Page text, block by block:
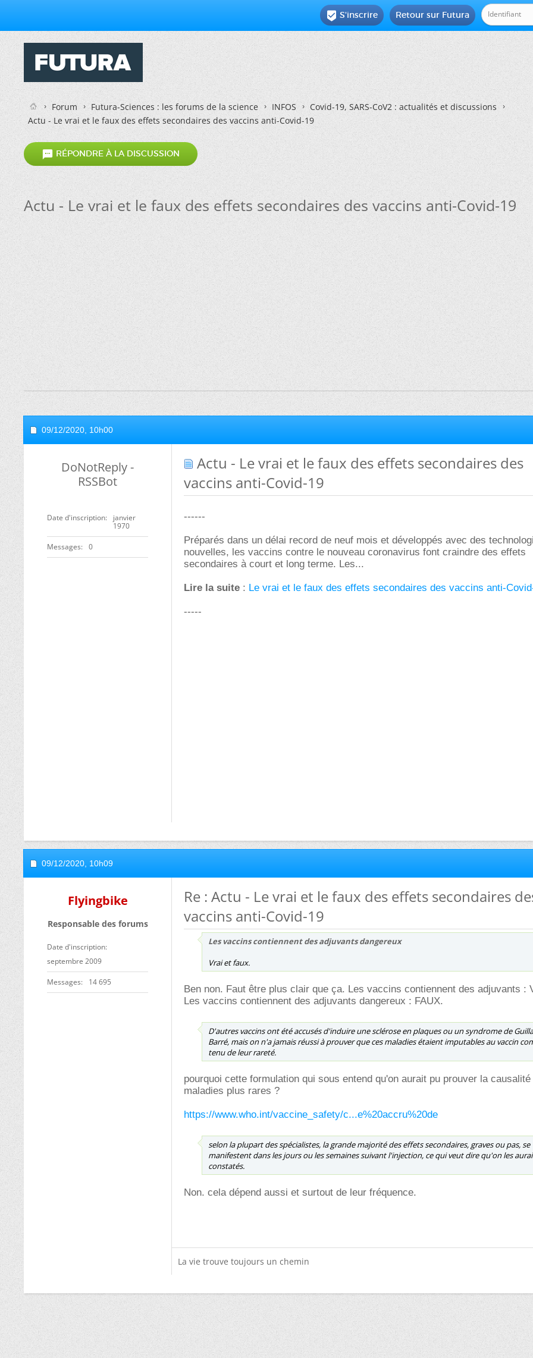
Retour sur Futura
 S'inscrire
Forum Futura-Sciences : les forums de la science INFOS
Covid-19, SARS-CoV2 : actualités et discussions
Actu - Le vrai et le faux des effets secondaires des vaccins anti-Covid-19
 RÉPONDRE À LA DISCUSSION
Actu - Le vrai et le faux des effets secondaires des vaccins anti-Covid-19
09/12/2020, 10h00
DoNotReply -
RSSBot
Date d'inscription
janvier
1970
Messages 0
Actu - Le vrai et le faux des effets secondaires des
vaccins anti-Covid-19
------
Préparés dans un délai record de neuf mois et développés avec des
nouvelles, les vaccins contre le nouveau coronavirus font craindre des effets
secondaires à court et long terme. Les...
Lire la suite : Le vrai et le faux des effets secondaires des vaccins anti-
-----
09/12/2020, 10h09
Flyingbike
Responsable des forums
Date d'inscription
septembre 2009
Messages 14 695
Re : Actu - Le vrai et le faux des effets secondaires
vaccins anti-Covid-19
Les vaccins contiennent des adjuvants dangereux
Vrai et faux.
Ben non. Faut être plus clair que ça. Les vaccins contiennent des adjuvants :
Les vaccins contiennent des adjuvants dangereux : FAUX.
D'autres vaccins ont été accusés d'induire unesclérose en plaquesou unsyndrome de
Barré, mais on n'a jamais réussi à prouver que ces maladies étaient imputables au vaccin
tenu de leur rareté.
pourquoi cette formulation qui sous entend qu'on aurait pu prouver la
maladies plus rares ?
https://www.who.int/vaccine_safety/c...e%20accru%20de
selon la plupart des spécialistes, la grande majorité des effets secondaires, graves ou pas, se
manifestent dans les jours ou les semaines suivant l'injection, ce qui veut dire qu'on les
constatés.
Non. cela dépend aussi et surtout de leur fréquence.
La vie trouve toujours un chemin